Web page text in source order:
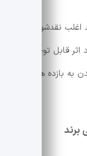
نقدشوندگی
قابل توجه بر
به بازده های
برند